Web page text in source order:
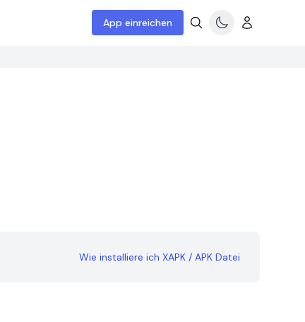
App einreichen
Wie installiere ich XAPK / APK Datei